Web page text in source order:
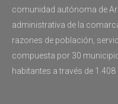
comunidad autónoma de
administrativa de la
razones de población,
compuesta por 30
habitantes a través de